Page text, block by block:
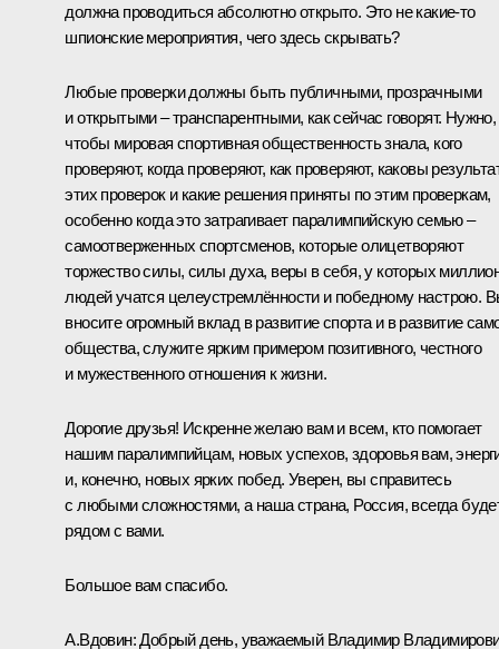
должна проводиться абсолютно открыто. Это не какие‑то
шпионские мероприятия, чего здесь скрывать?
Любые проверки должны быть публичными, прозрачными
и открытыми – транспарентными, как сейчас говорят. Нужно,
чтобы мировая спортивная общественность знала, кого
проверяют, когда проверяют, как проверяют, каковы
этих проверок и какие решения приняты по этим проверкам,
особенно когда это затрагивает паралимпийскую семью –
самоотверженных спортсменов, которые олицетворяют
торжество силы, силы духа, веры в себя, у которых
людей учатся целеустремлённости и победному настрою.
вносите огромный вклад в развитие спорта и в развитие
общества, служите ярким примером позитивного, честного
и мужественного отношения к жизни.
Дорогие друзья! Искренне желаю вам и всем, кто помогает
нашим паралимпийцам, новых успехов, здоровья вам,
и, конечно, новых ярких побед. Уверен, вы справитесь
с любыми сложностями, а наша страна, Россия, всегда
рядом с вами.
Большое вам спасибо.
А.Вдовин:Добрый день, уважаемый Владимир